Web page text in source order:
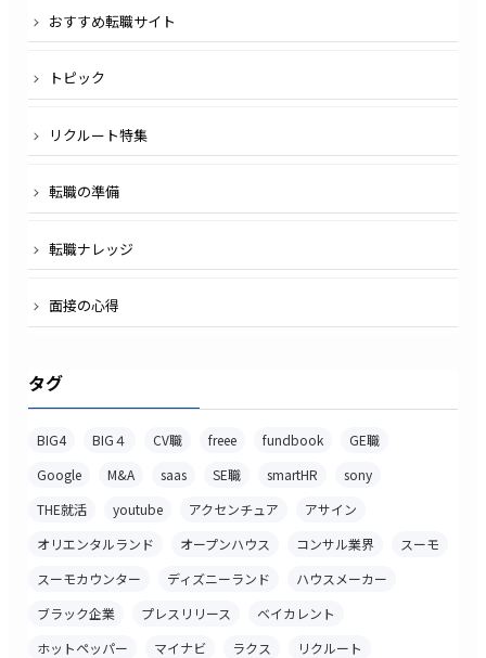
おすすめ転職サイト
トピック
リクルート特集
転職の準備
転職ナレッジ
面接の心得
タグ
BIG4 BIG４ CV職 freee fundbook
GE職
Google
M&A saas SE職 smartHR
sony
THE就活
youtube アクセンチュア
アサイン
オリエンタルランド
オープンハウス コンサル業界
スーモ
スーモカウンター
ディズニーランド
ハウスメーカー
ブラック企業
プレスリリース
ベイカレント
ホットペッパー
マイナビ ラクス
リクルート